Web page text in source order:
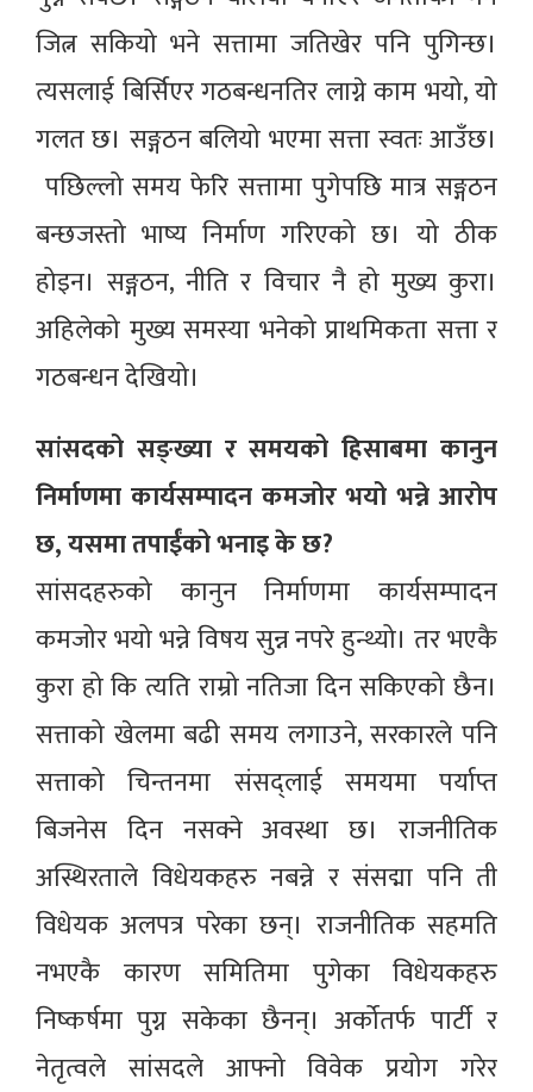
जित्न सकियो भने सत्तामा जतिखेर पनि पुगिन्छ।
त्यसलाई बिर्सिएर गठबन्धनतिर लाग्ने काम भयो, यो
गलत छ। सङ्गठन बलियो भएमा सत्ता स्वतः आउँछ।
पछिल्लो समय फेरि सत्तामा पुगेपछि मात्र सङ्गठन
बन्छजस्तो भाष्य निर्माण गरिएको छ। यो ठीक
होइन। सङ्गठन, नीति र विचार नै हो मुख्य कुरा।
अहिलेको मुख्य समस्या भनेको प्राथमिकता सत्ता र
गठबन्धन देखियो।
सांसदको सङ्ख्या र समयको हिसाबमा कानुन
निर्माणमा कार्यसम्पादन कमजोर भयो भन्ने आरोप
छ, यसमा तपाईंको भनाइ के छ?
सांसदहरुको कानुन निर्माणमा कार्यसम्पादन
कमजोर भयो भन्ने विषय सुन्न नपरे हुन्थ्यो। तर भएकै
कुरा हो कि त्यति राम्रो नतिजा दिन सकिएको छैन।
सत्ताको खेलमा बढी समय लगाउने, सरकारले पनि
सत्ताको चिन्तनमा संसद्लाई समयमा पर्याप्त
बिजनेस दिन नसक्ने अवस्था छ। राजनीतिक
अस्थिरताले विधेयकहरु नबन्ने र संसद्मा पनि ती
विधेयक अलपत्र परेका छन्। राजनीतिक सहमति
नभएकै कारण समितिमा पुगेका विधेयकहरु
निष्कर्षमा पुग्न सकेका छैनन्। अर्कोतर्फ पार्टी र
नेतृत्वले सांसदले आफ्नो विवेक प्रयोग गरेर